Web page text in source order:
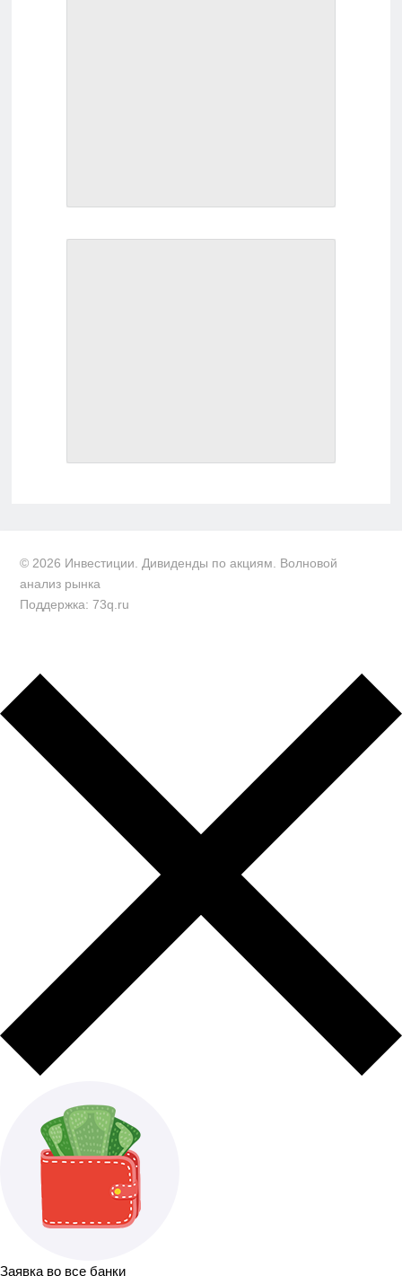
© 2026 Инвестиции. Дивиденды по акциям. Волновой
анализ рынка
Поддержка: 73q.ru
Заявка во все банки